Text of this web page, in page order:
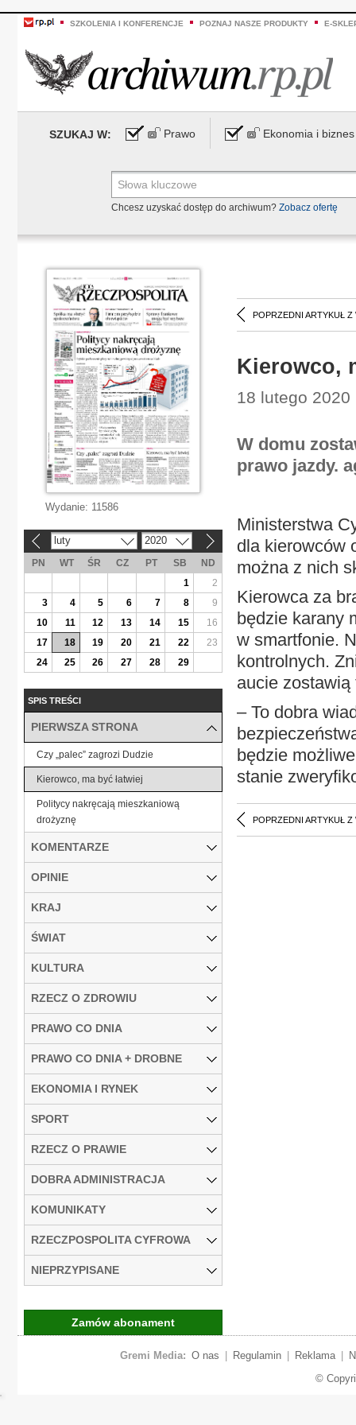
SZKOLENIA I KONFERENCJE POZNAJ NASZE PRODUKTY E-
SZUKAJ W: Prawo Ekonomia i biznes
Chcesz uzyskać dostęp do archiwum? Zobacz ofertę
POPRZEDNI ARTYKUŁ Z
Kierowco,
18 lutego
W domu
prawo jazdy.
Ministerstwa
dla kierowców
można z nich
Kierowca za
będzie karany
w smartfonie.
kontrolnych.
aucie
– To dobra
będzie
stanie
POPRZEDNI ARTYKUŁ Z
Wydanie: 11586
luty 2020
PN WT ŚR CZ PT SB
ND
1
2
3
4 5 6 7 8
9
10
11 12 13 14 15
16
17
18 19 20 21 22
23
24
25 26 27 28 29
SPIS TREŚCI
PIERWSZA STRONA
Czy „palec” zagrozi Dudzie
Kierowco, ma być łatwiej
Politycy nakręcają mieszkaniową
drożyznę
KOMENTARZE
OPINIE
KRAJ
ŚWIAT
KULTURA
RZECZ O ZDROWIU
PRAWO CO DNIA
PRAWO CO DNIA + DROBNE
EKONOMIA I RYNEK
SPORT
RZECZ O PRAWIE
DOBRA ADMINISTRACJA
KOMUNIKATY
RZECZPOSPOLITA CYFROWA
NIEPRZYPISANE
Zamów abonament
Gremi Media: O nas Regulamin Reklama
©